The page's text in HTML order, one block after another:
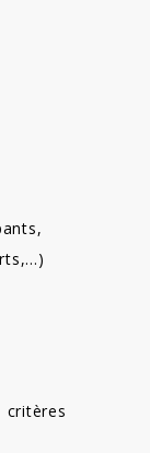
critères